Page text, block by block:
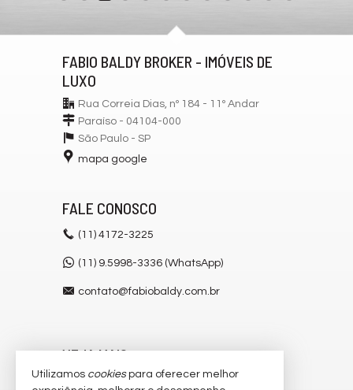
FABIO BALDY BROKER - IMÓVEIS DE
LUXO
Rua Correia Dias, nº 184 - 11º Andar
Paraíso - 04104-000
São Paulo - SP
mapa google
FALE CONOSCO
(11) 4172-3225
(11) 9.5998-3336 (WhatsApp)
contato@fabiobaldy.com.br
VEJA MAIS
receba nosso newsletter
Utilizamos cookiespara oferecer melhor